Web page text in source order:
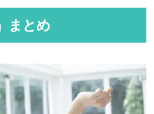
まとめ